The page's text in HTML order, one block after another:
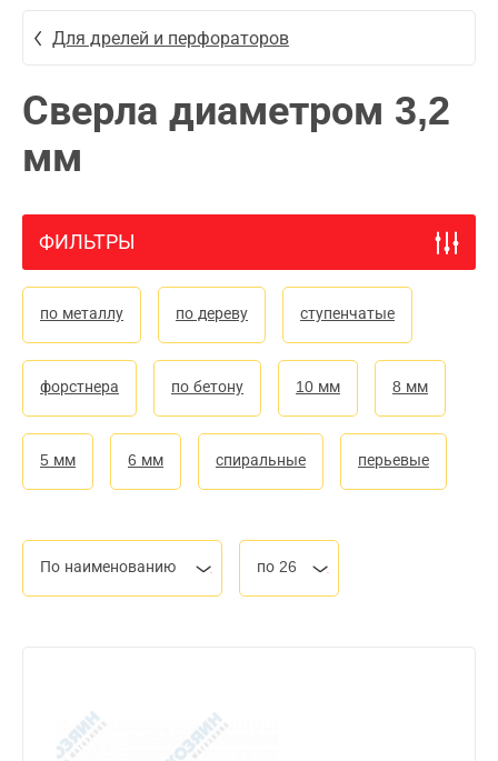
Для дрелей и перфораторов
Сверла диаметром 3,2
мм
ФИЛЬТРЫ
по металлу по дереву ступенчатые
форстнера по бетону 10 мм 8 мм
5 мм 6 мм спиральные перьевые
По наименованию по 26